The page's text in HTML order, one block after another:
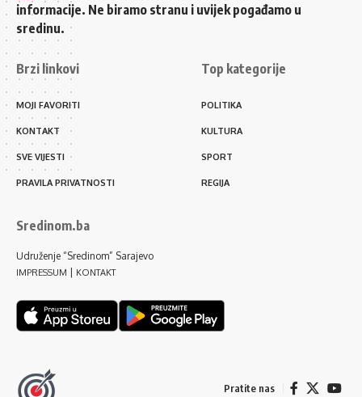
informacije. Ne biramo stranu i uvijek pogađamo u
sredinu.
Brzi linkovi
MOJI FAVORITI
KONTAKT
SVE VIJESTI
PRAVILA PRIVATNOSTI
Top kategorije
POLITIKA
KULTURA
SPORT
REGIJA
Sredinom.ba
Udruženje “Sredinom” Sarajevo
IMPRESSUM KONTAKT
Pratite nas